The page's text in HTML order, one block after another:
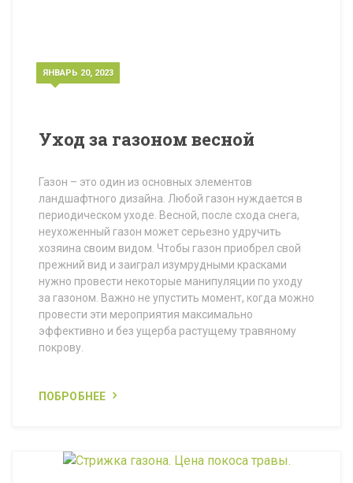
ЯНВАРЬ 20, 2023
Уход за газоном весной
Газон – это один из основных элементов
ландшафтного дизайна. Любой газон нуждается в
периодическом уходе. Весной, после схода снега,
неухоженный газон может серьезно удручить
хозяина своим видом. Чтобы газон приобрел свой
прежний вид и заиграл изумрудными красками
нужно провести некоторые манипуляции по уходу
за газоном. Важно не упустить момент, когда можно
провести эти мероприятия максимально
эффективно и без ущерба растущему травяному
покрову.
ПОБРОБНЕЕ